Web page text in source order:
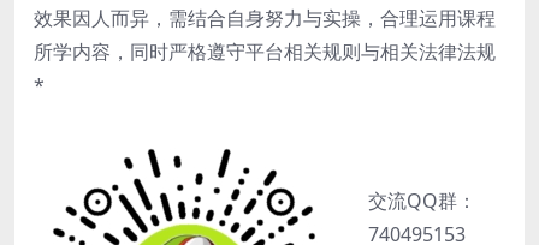
效果因人而异，需结合自身努力与实操，合理运用课程
所学内容，同时严格遵守平台相关规则与相关法律法规
*
交流QQ群：
740495153